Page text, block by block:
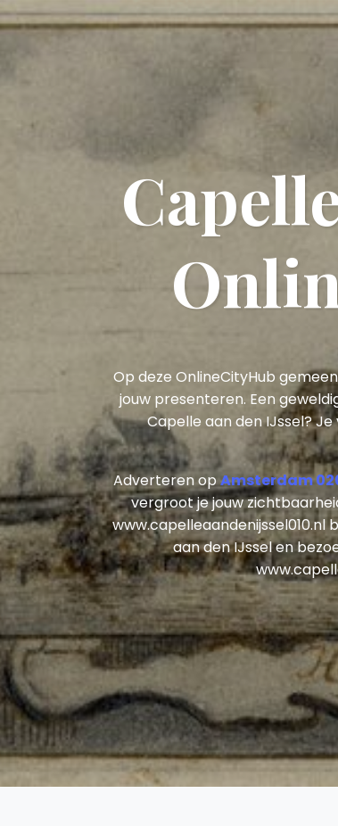
Op deze OnlineCityHub
jouw presenteren. Een
Capelle aan den IJssel?
Adverteren opAmsterdam
vergroot je jouw
aan den IJssel en